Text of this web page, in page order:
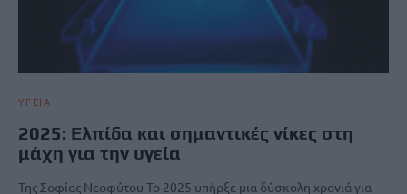
ΥΓΕΙΑ
2025: Ελπίδα και σημαντικές νίκες στη
μάχη για την υγεία
Της Σοφίας Νεοφύτου Το 2025 υπήρξε μια δύσκολη χρονιά για